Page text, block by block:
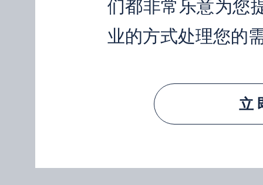
们都非常乐意为您
业的方式处理您的
立